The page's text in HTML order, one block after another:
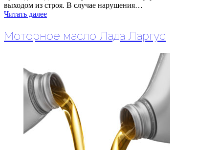
выходом из строя. В случае нарушения…
Читать далее
Моторное масло Лада Ларгус